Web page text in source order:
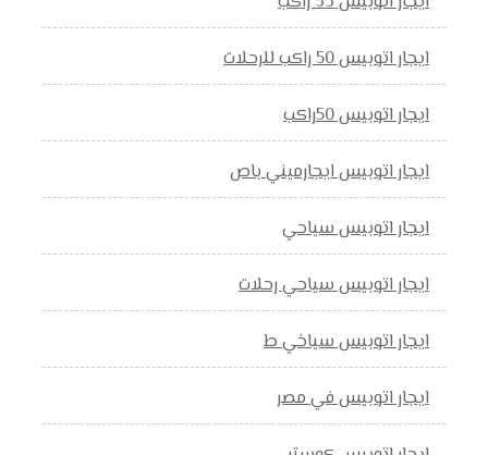
ايجار اتوبيس 50 راكب للرحلات
ايجار اتوبيس 50راكب
ايجار اتوبيس ايجارميني باص
ايجار اتوبيس سياحي
ايجار اتوبيس سياحي رحلات
ايجار اتوبيس سياخي ط
ايجار اتوبيس في مصر